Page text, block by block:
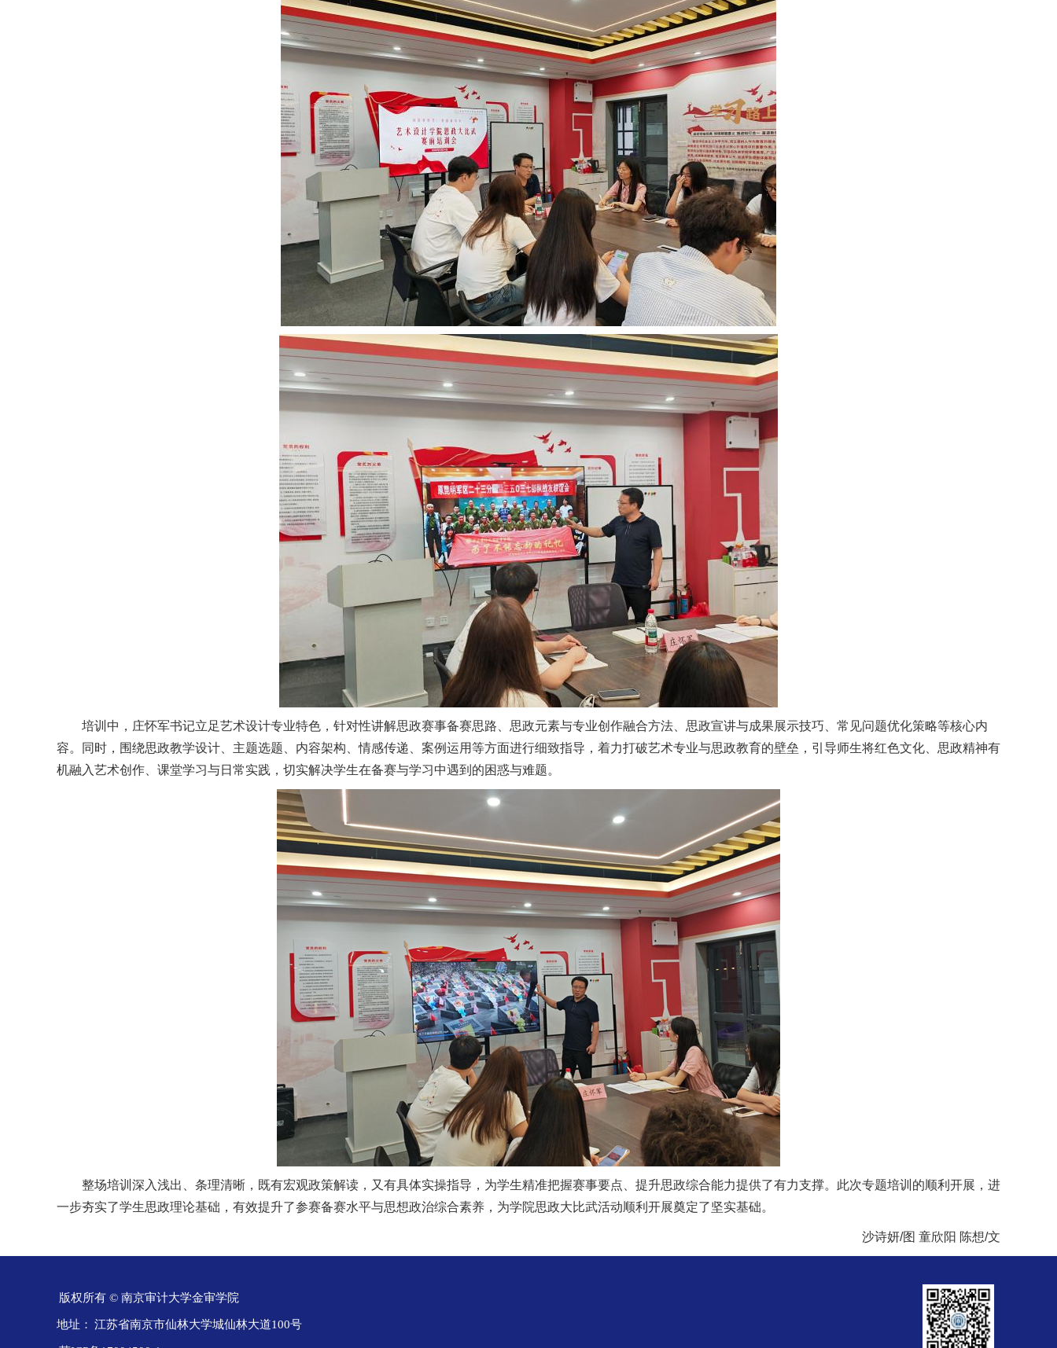
培训中，庄怀军书记立足艺术设计专业特色，针对性讲解思政赛事备赛思路、思政元素与专业创作融合方法、思政宣讲与成果展示技巧、常见问题优化策略等核心内
容。同时，围绕思政教学设计、主题选题、内容架构、情感传递、案例运用等方面进行细致指导，着力打破艺术专业与思政教育的壁垒，引导师生将红色文化、思政精神有
机融入艺术创作、课堂学习与日常实践，切实解决学生在备赛与学习中遇到的困惑与难题。
整场培训深入浅出、条理清晰，既有宏观政策解读，又有具体实操指导，为学生精准把握赛事要点、提升思政综合能力提供了有力支撑。此次专题培训的顺利开展，进
一步夯实了学生思政理论基础，有效提升了参赛备赛水平与思想政治综合素养，为学院思政大比武活动顺利开展奠定了坚实基础。
沙诗妍/图 童欣阳 陈想/文
版权所有 © 南京审计大学金审学院
地址： 江苏省南京市仙林大学城仙林大道100号